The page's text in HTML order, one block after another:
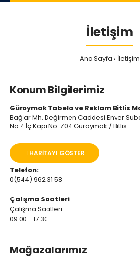
İletişim
Ana Sayfa İletişim
Konum Bilgilerimiz
Güroymak Tabela ve Reklam Bitlis
Bağlar Mh. Değirmen Caddesi Enver
No:4 İç Kapı No: Z04 Güroymak / Bitlis
HARITAYI GÖSTER
Telefon:
0(544) 962 31 58
Çalışma Saatleri
Çalışma Saatleri
09:00 - 17:30
Mağazalarımız